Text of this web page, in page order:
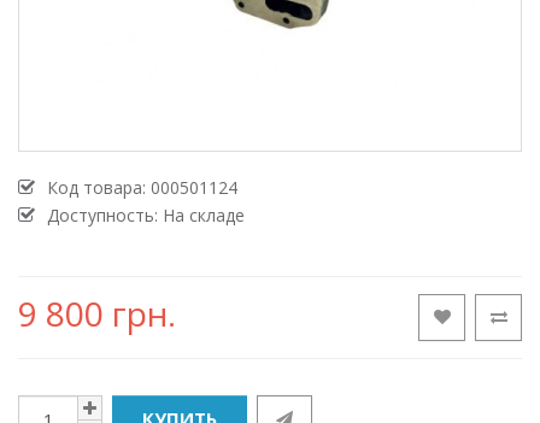
Код товара: 000501124
Доступность: На складе
9 800 грн.
КУПИТЬ